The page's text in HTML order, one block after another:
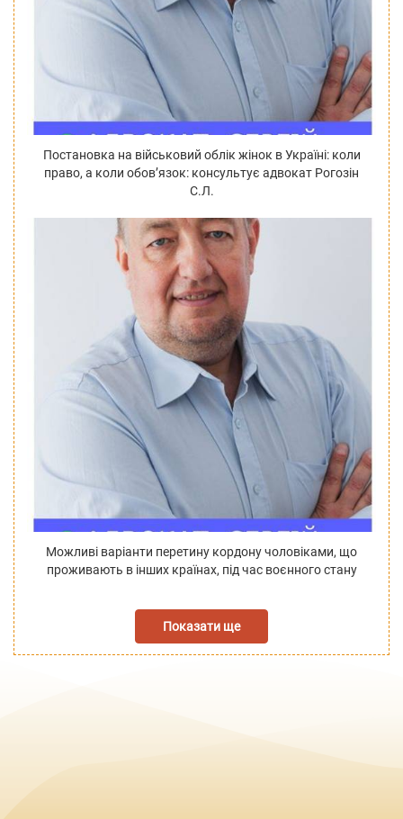
Постановка на військовий облік жінок в Україні: коли
право, а коли обов’язок: консультує адвокат Рогозін
С.Л.
Можливі варіанти перетину кордону чоловіками, що
проживають в інших країнах, під час воєнного стану
Показати ще